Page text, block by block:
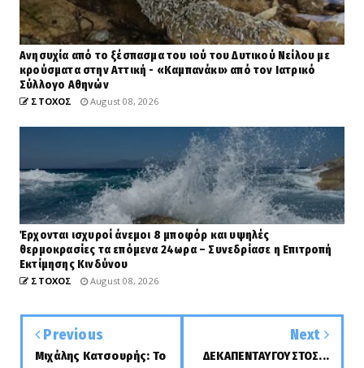
Ανησυχία από το ξέσπασμα του ιού του Δυτικού Νείλου με
κρούσματα στην Αττική - «Καμπανάκι» από τον Ιατρικό
Σύλλογο Αθηνών
ΣΤΟΧΟΣ August 08, 2026
Έρχονται ισχυροί άνεμοι 8 μποφόρ και υψηλές
θερμοκρασίες τα επόμενα 24ωρα – Συνεδρίασε η Επιτροπή
Εκτίμησης Κινδύνου
ΣΤΟΧΟΣ August 08, 2026
Previous
Μιχάλης Κατσουρής: Το
Next
ΔΕΚΑΠΕΝΤΑΥΓΟΥΣΤΟΣ...